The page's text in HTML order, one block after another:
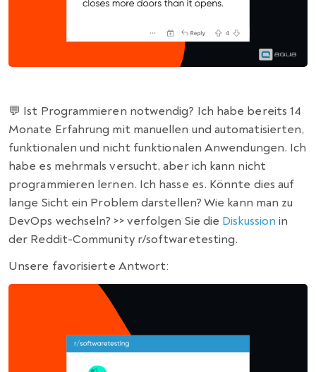
💬 Ist Programmieren notwendig? Ich habe bereits 14
Monate Erfahrung mit manuellen und automatisierten,
funktionalen und nicht funktionalen Anwendungen. Ich
habe es mehrmals versucht, aber ich kann nicht
programmieren lernen. Ich hasse es. Könnte dies auf
lange Sicht ein Problem darstellen? Wie kann man zu
DevOps wechseln? >> verfolgen Sie die Diskussion in
der Reddit-Community r/softwaretesting.
Unsere favorisierte Antwort: